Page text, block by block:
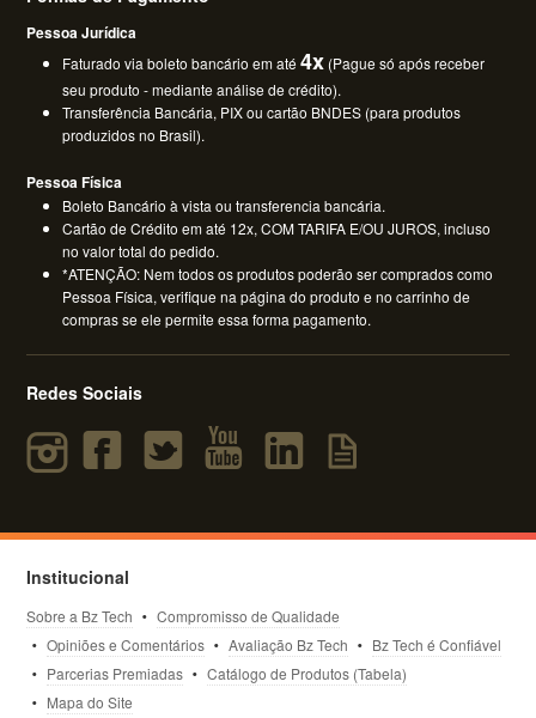
Pessoa Jurídica
Faturado via boleto bancário em até4x (Pague só após receber
seu produto - mediante análise de crédito).
Transferência Bancária, PIX ou cartão BNDES (para produtos
produzidos no Brasil).
Pessoa Física
Boleto Bancário à vista ou transferencia bancária.
Cartão de Crédito em até 12x, COM TARIFA E/OU JUROS, incluso
no valor total do pedido.
*ATENÇÃO: Nem todos os produtos poderão ser comprados como
Pessoa Física, verifique na página do produto e no carrinho de
compras se ele permite essa forma pagamento.
Redes Sociais
Institucional
Sobre a Bz Tech
Compromisso de Qualidade
Opiniões e Comentários
Avaliação Bz Tech
Bz Tech é Confiável
Parcerias Premiadas
Catálogo de Produtos (Tabela)
Mapa do Site